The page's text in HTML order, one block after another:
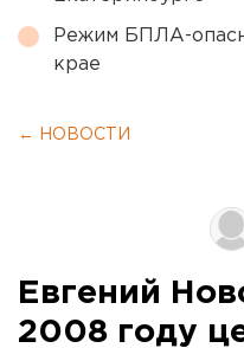
Режим БПЛА-
крае
← НОВОСТИ
Евгений
2008 году